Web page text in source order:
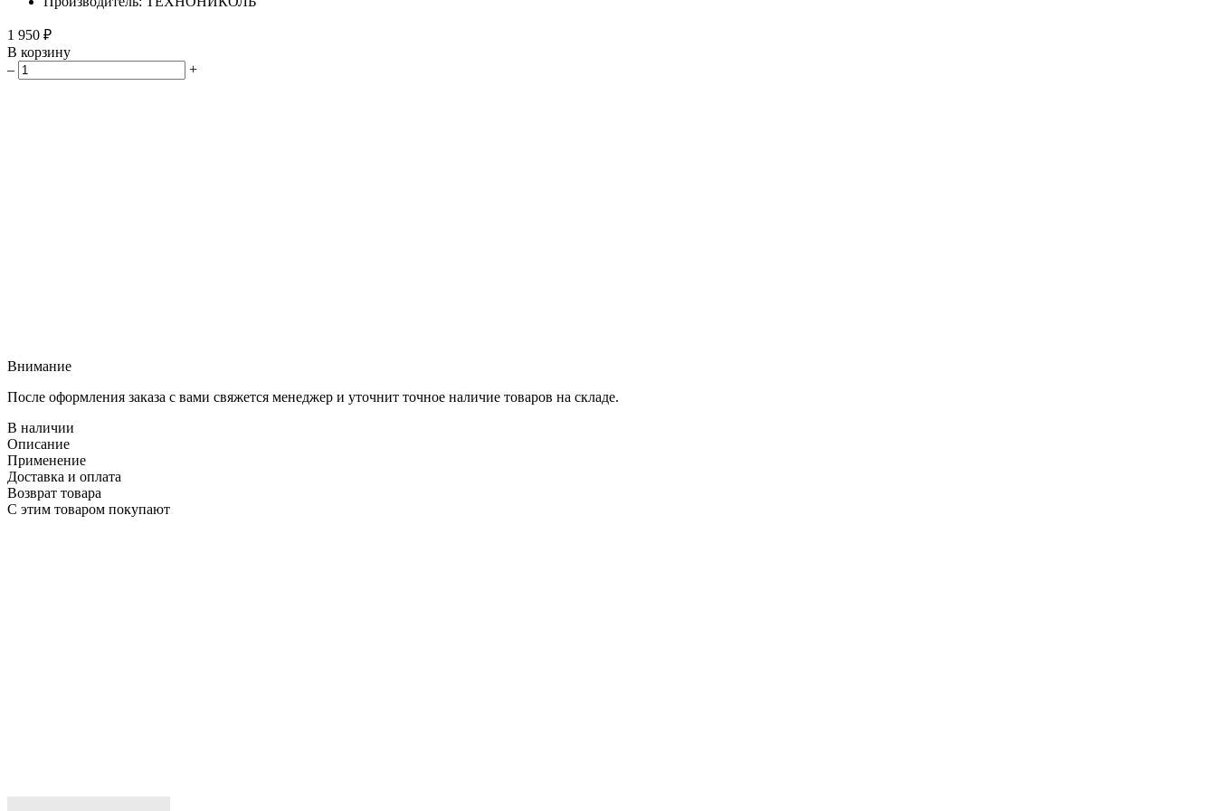
1 950 ₽
В корзину
–
+
Внимание
После оформления заказа с вами свяжется менеджер и уточнит точное наличие товаров на складе.
В наличии
Описание
Применение
Доставка и оплата
Возврат товара
С этим товаром покупают